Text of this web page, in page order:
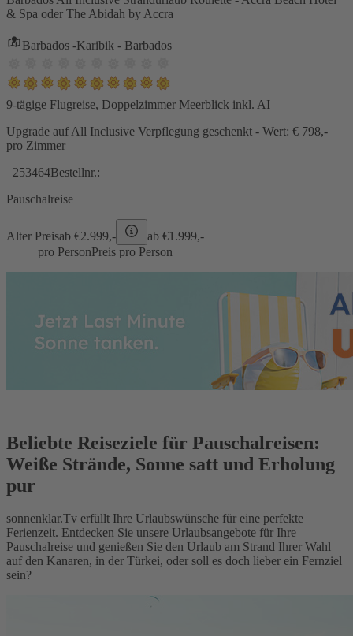
& Spa oder The Abidah by Accra
Barbados -Karibik - Barbados
9-tägige Flugreise, Doppelzimmer Meerblick inkl. AI
Upgrade auf All Inclusive Verpflegung geschenkt - Wert: € 798,-
pro Zimmer
253464Bestellnr.:
Pauschalreise
Alter Preisab €2.999,- ab €1.999,-
pro PersonPreis pro Person
Beliebte Reiseziele für Pauschalreisen:
Weiße Strände, Sonne satt und Erholung
pur
sonnenklar.Tv erfüllt Ihre Urlaubswünsche für eine perfekte
Ferienzeit. Entdecken Sie unsere Urlaubsangebote für Ihre
Pauschalreise und genießen Sie den Urlaub am Strand Ihrer Wahl
auf den Kanaren, in der Türkei, oder soll es doch lieber ein Fernziel
sein?